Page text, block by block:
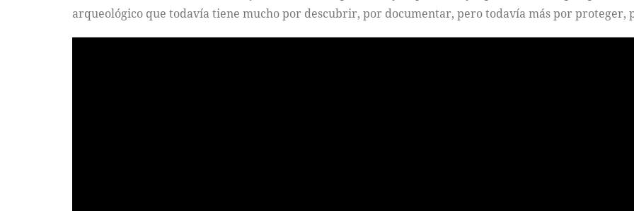
arqueológico que todavía tiene mucho por descubrir, por documentar, pero todavía más por proteger,